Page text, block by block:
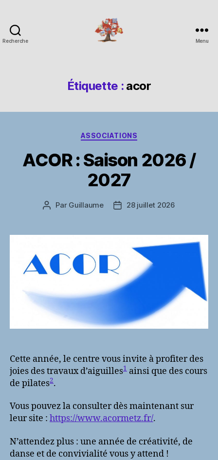
Recherche Menu
Étiquette : acor
Catégories
ASSOCIATIONS
ACOR : Saison 2026 /
2027
Auteur
Par Guillaume
Date28 juillet 2026
Cette année, le centre vous invite à profiter des
joies des travaux d’aiguilles1 ainsi que des cours
de pilates2.
Vous pouvez la consulter dès maintenant sur
leur site : https://www.acormetz.fr/.
N’attendez plus : une année de créativité, de
danse et de convivialité vous y attend !